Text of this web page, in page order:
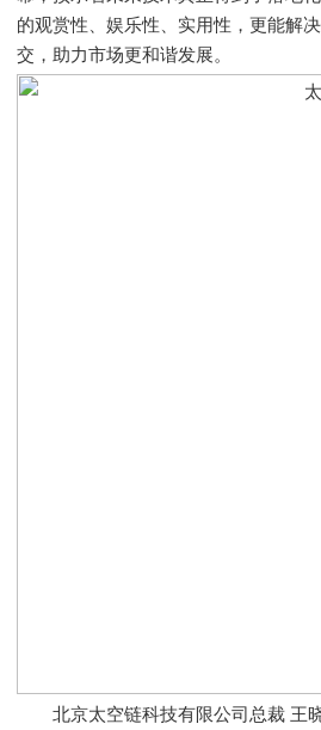
的观赏性、娱乐性、实用性，更能解
交，助力市场更和谐发展。
北京太空链科技有限公司总裁 王